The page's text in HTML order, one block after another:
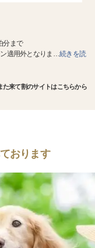
分まで
適用外となりま …続きを読
た来て割のサイトはこちらから
おります